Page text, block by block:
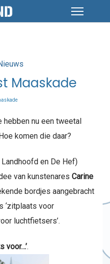
Maaskade
hebben nu een tweetal
komen die daar?
en De Hef)
van kunstenares Carine
bordjes aangebracht
‘zitplaats voor
luchtfietsers’.
voor…’.